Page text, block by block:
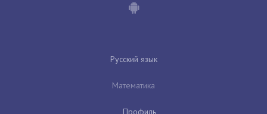
Русский язык
Математика
Профиль